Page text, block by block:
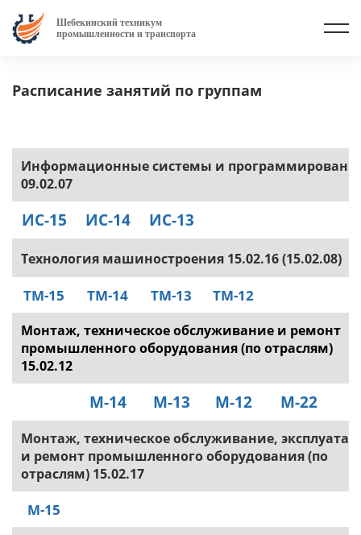
Шебекинский техникум
промышленности и транспорта
Расписание занятий по группам
Информационные системы и
09.02.07
ИС-15 ИС-14 ИС-13
Технология машиностроения 15.02.16 (15.02.08)
ТМ-15 ТМ-14 ТМ-13 ТМ-12
Монтаж, техническое обслуживание и ремонт
промышленного оборудования (по отраслям)
15.02.12
М-14 М-13 М-12 М-22
Монтаж, техническое обслуживание,
и ремонт промышленного оборудования (по
отраслям) 15.02.17
М-15